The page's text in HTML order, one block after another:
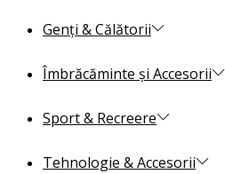
Genți & Călătorii
Îmbrăcăminte și Accesorii
Sport & Recreere
Tehnologie & Accesorii